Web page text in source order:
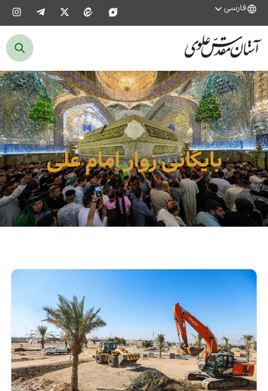
فارسی
بایگانی زوار امام علی